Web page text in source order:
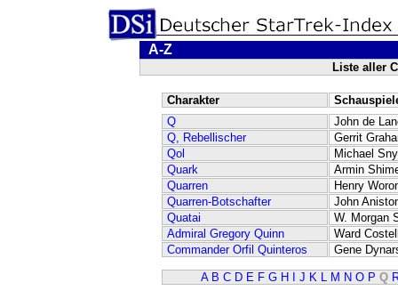
A-Z
Liste aller
Charakter
Q
John de
Q, Rebellischer
Gerrit
Qol
Michael
Quark
Armin
Quarren
Henry
Quarren-Botschafter
John
Quatai
W. Morgan
Admiral Gregory Quinn
Ward
Commander Orfil Quinteros
Gene
A B C D E F G H J K L M N O P Q